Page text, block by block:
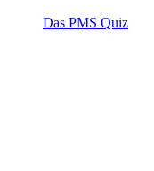
Das PMS Quiz